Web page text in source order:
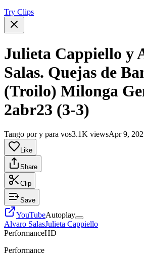
Try Clips
Julieta Cappiello y
Salas. Quejas de
(Troilo) Milonga
2abr23 (3-3)
Tango por y para vos3.1K viewsApr 9,
Like
Share
Clip
Save
YouTubeAutoplay
Alvaro SalasJulieta Cappiello
PerformanceHD
Performance